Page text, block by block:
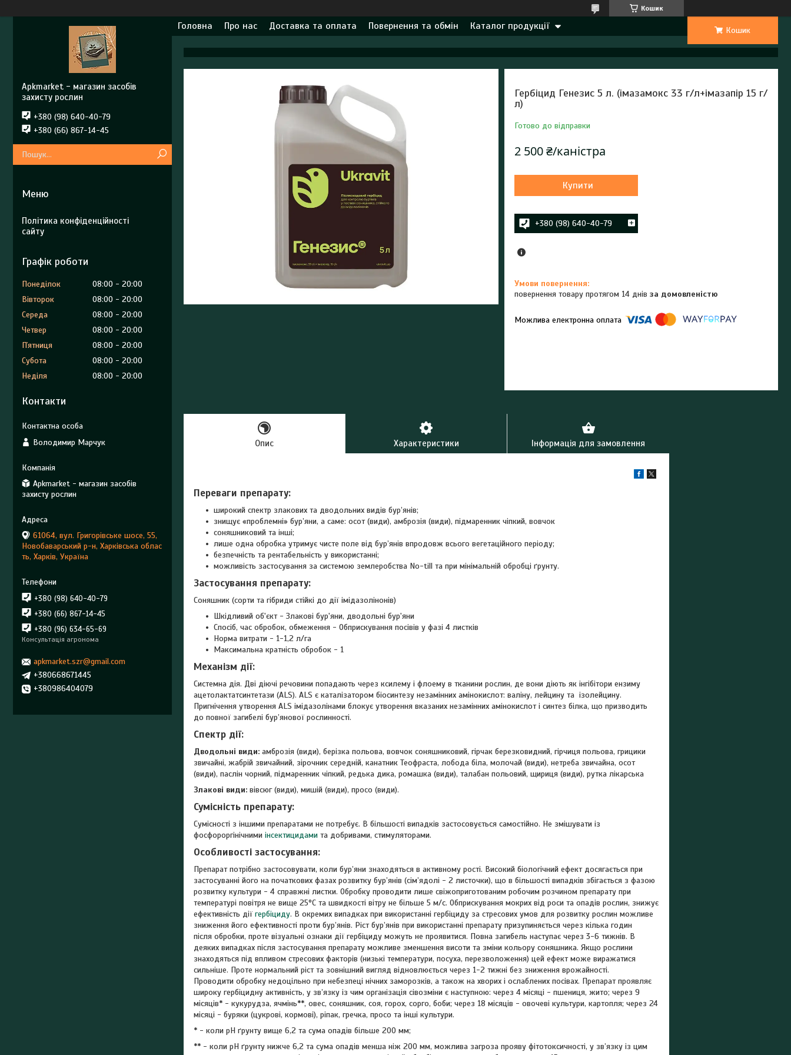
Кошик
Головна Про нас Доставка та оплата Повернення та обмін Каталог продукції Кошик
Гербіцид Генезис 5 л. (імазамокс 33 г/л+імазапір 15 г/
л)
Готово до відправки
2 500 ₴/каністра
Купити
+380 (98) 640-40-79
повернення товару протягом 14 днівза домовленістю
Опис Характеристики Інформація для замовлення
Переваги препарату:
широкий спектр злакових та дводольних видів бур’янів;
знищує «проблемні» бур’яни, а саме: осот (види), амброзія (види), підмаренник чіпкий, вовчок
соняшниковий та інші;
лише одна обробка утримує чисте поле від бур’янів впродовж всього вегетаційного періоду;
безпечність та рентабельність у використанні;
можливість застосування за системою землеробства No-till та при мінімальній обробці ґрунту.
Застосування препарату:
Соняшник (сорти та гібриди стійкі до дії імідазолінонів)
Шкiдливий об'єкт - Злакові бур'яни, дводольні бур'яни
Спосіб, час обробок, обмеження - Обприскування посівів у фазі 4 листків
Норма витрати - 1-1,2 л/га
Максимальна кратність обробок - 1
Механiзм дії:
Системна дія. Дві діючі речовини попадають через ксилему і флоему в тканини рослин, де вони діють як інгібітори ензиму
ацетолактатсинтетази (АLS). АLS є каталізатором біосинтезу незамінних амінокислот: валіну, лейцину та ізолейцину.
Пригнічення утворення АLS імідазолінами блокує утворення вказаних незамінних амінокислот і синтез білка, що призводить
до повної загибелі бур’янової рослинності.
Спектр дії:
Дводольні види: амброзія (види), берізка польова, вовчок соняшниковий, гірчак березковидний, гірчиця польова, грицики
звичайні, жабрій звичайний, зірочник середній, канатник Теофраста, лобода біла, молочай (види), нетреба звичайна, осот
(види), паслін чорний, підмаренник чіпкий, редька дика, ромашка (види), талабан польовий, щириця (види), рутка лікарська
Злакові види: вівсюг (види), мишій (види), просо (види).
Сумісність препарату:
Сумісності з іншими препаратами не потребує. В більшості випадків застосовується самостійно. Не змішувати із
фосфороргінічними інсектицидами та добривами, стимуляторами.
Особливостi застосування:
Препарат потрібно застосовувати, коли бур’яни знаходяться в активному рості. Високий біологічний ефект досягається при
застосуванні його на початкових фазах розвитку бур’янів (сім’ядолі - 2 листочки), що в більшості випадків збігається з фазою
розвитку культури - 4 справжні листки. Обробку проводити лише свіжоприготованим робочим розчином препарату при
температурі повітря не вище 25°С та швидкості вітру не більше 5 м/с. Обприскування мокрих від роси та опадів рослин, знижує
ефективність дії гербіциду. В окремих випадках при використанні гербіциду за стресових умов для розвитку рослин можливе
зниження його ефективності проти бур’янів. Ріст бур’янів при використанні препарату призупиняється через кілька годин
після обробки, проте візуальні ознаки дії гербіциду можуть не проявитися. Повна загибель наступає через 3-6 тижнів. В
деяких випадках після застосування препарату можливе зменшення висоти та зміни кольору соняшника. Якщо рослини
знаходяться під впливом стресових факторів (низькі температури, посуха, перезволоження) цей ефект може виражатися
сильніше. Проте нормальний ріст та зовнішний вигляд відновлюється через 1-2 тижні без зниження врожайності.
Проводити обробку недоцільно при небезпеці нічних заморозків, а також на хворих і ослаблених посівах. Препарат проявляє
широку гербіцидну активність, у зв’язку із чим організація сівозміни є наступною: через 4 місяці - пшениця, жито; через 9
місяців* - кукурудза, ячмінь**, овес, соняшник, соя, горох, сорго, боби; через 18 місяців - овочеві культури, картопля; через 24
місяці - буряки (цукрові, кормові), ріпак, гречка, просо та інші культури.
* - коли рН ґрунту вище 6,2 та сума опадів більше 200 мм;
** - коли рН ґрунту нижче 6,2 та сума опадів менша ніж 200 мм, можлива загроза прояву фітотоксичності, у зв’язку із цим
Apkmarket - магазин засобів
захисту рослин
+380 (98) 640-40-79
+380 (66) 867-14-45
Політика конфіденційності
сайту
Графік роботи
Понеділок 08:00
20:00
Вівторок
08:00
20:00
Середа
08:00
20:00
Четвер
08:00
20:00
Пʼятниця
08:00
20:00
Субота
08:00
20:00
Неділя
08:00 20:00
Контакти
Володимир Марчук
Apkmarket - магазин засобів
захисту рослин
61064, вул. Григорівське шосе, 55,
Новобаварський р-н, Харківська облас
ть, Харків, Україна
+380 (98) 640-40-79
+380 (66) 867-14-45
+380 (96) 634-65-69
Консультація агронома
apkmarket.szr@gmail.com
+380668671445
+380986404079